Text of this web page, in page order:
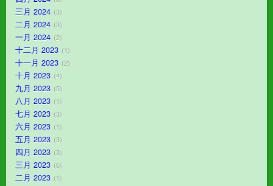
三月 2024 3
二月 2024 3
一月 2024 2
十二月 2023 1
十一月 2023 2
十月 2023 4
九月 2023 5
八月 2023 1
七月 2023 3
六月 2023 1
五月 2023 3
四月 2023 3
三月 2023 6
二月 2023 1